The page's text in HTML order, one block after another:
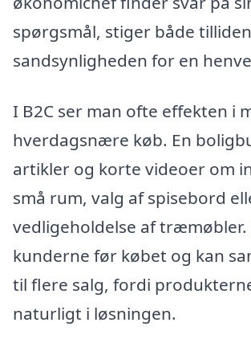
spørgsmål, stiger både
sandsynligheden for en
I B2C ser man ofte effekten i
hverdagsnære køb. En
artikler og korte videoer om
små rum, valg af spisebord
vedligeholdelse af
kunderne før købet og kan
til flere salg, fordi
naturligt i løsningen.